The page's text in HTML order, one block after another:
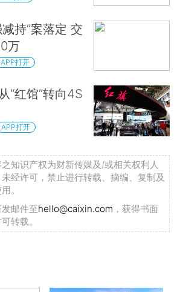
持”案落定 交
万
APP打开
“红馆”转向4S
APP打开
知识产权为财新传媒及/或相关权利人
经许可，禁止进行转载、摘编、复制及
。
邮件至hello@caixin.com ，获得书面
转载。